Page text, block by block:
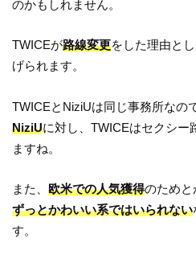
のかもしれません。
TWICEが路線変更をした理由と
げられます。
TWICEとNiziUは同じ事務所なの
NiziUに対し、TWICEはセクシー
ますね。
また、欧米での人気獲得のためと
ずっとかわいい系ではいられない
す。